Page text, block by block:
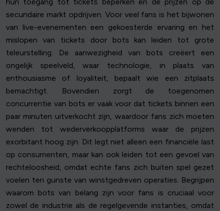
hun toegang tot tickets beperken en de prijzen op de
secundaire markt opdrijven. Voor veel fans is het bijwonen
van live-evenementen een gekoesterde ervaring en het
mislopen van tickets door bots kan leiden tot grote
teleurstelling. De aanwezigheid van bots creëert een
ongelijk speelveld, waar technologie, in plaats van
enthousiasme of loyaliteit, bepaalt wie een zitplaats
bemachtigt. Bovendien zorgt de toegenomen
concurrentie van bots er vaak voor dat tickets binnen een
paar minuten uitverkocht zijn, waardoor fans zich moeten
wenden tot wederverkoopplatforms waar de prijzen
exorbitant hoog zijn. Dit legt niet alleen een financiële last
op consumenten, maar kan ook leiden tot een gevoel van
rechteloosheid, omdat echte fans zich buiten spel gezet
voelen ten gunste van winstgedreven operaties. Begrijpen
waarom bots van belang zijn voor fans is cruciaal voor
zowel de industrie als de regelgevende instanties, omdat